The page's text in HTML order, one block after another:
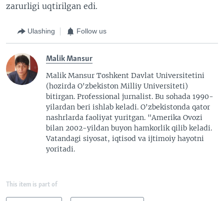
zarurligi uqtirilgan edi.
Ulashing Follow us
Malik Mansur
Malik Mansur Toshkent Davlat Universitetini
(hozirda O'zbekiston Milliy Universiteti)
bitirgan. Professional jurnalist. Bu sohada 1990-
yilardan beri ishlab keladi. O'zbekistonda qator
nashrlarda faoliyat yuritgan. "Amerika Ovozi
bilan 2002-yildan buyon hamkorlik qilib keladi.
Vatandagi siyosat, iqtisod va ijtimoiy hayotni
yoritadi.
This item is part of